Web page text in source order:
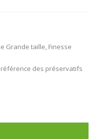
Grande taille, Finesse
des préservatifs